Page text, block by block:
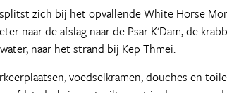
zich bij het opvallende White Horse
naar de afslag naar de Psar K'Dam, de
naar het strand bij Kep Thmei.
voedselkramen, douches en